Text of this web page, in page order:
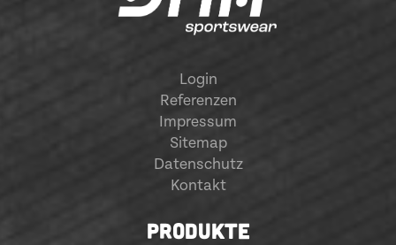
Login
Referenzen
Impressum
Sitemap
Datenschutz
Kontakt
PRODUKTE